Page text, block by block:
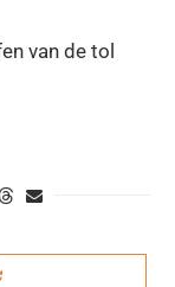
van de tol